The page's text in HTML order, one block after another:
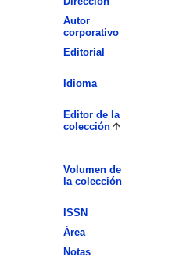
Autor
corporativo
Editorial
Idioma
Editor de la
colección
Volumen de
la colección
ISSN
Área
Notas